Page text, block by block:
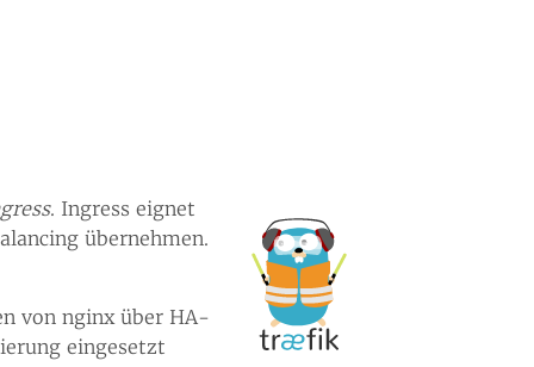
. Ingress eignet
übernehmen.
von nginx über HA-
eingesetzt